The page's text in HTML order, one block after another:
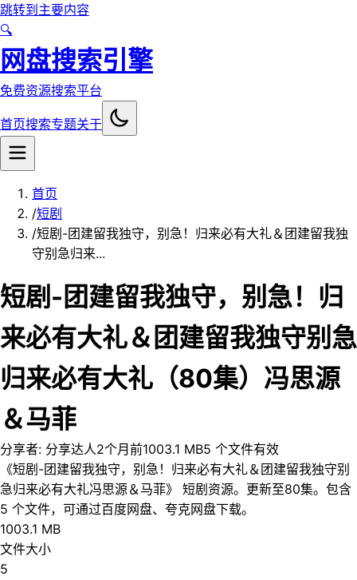
跳转到主要内容
🔍
网盘搜索引擎
免费资源搜索平台
首页搜索专题关于
首页
/短剧
/短剧-团建留我独守，别急！归来必有大礼＆团建留我独
守别急归来...
短剧-团建留我独守，别急！归
来必有大礼＆团建留我独守别急
归来必有大礼（80集）冯思源
＆马菲
分享者: 分享达人2个月前1003.1 MB5 个文件有效
《短剧-团建留我独守，别急！归来必有大礼＆团建留我独守别
急归来必有大礼冯思源＆马菲》 短剧资源。更新至80集。包含
5 个文件，可通过百度网盘、夸克网盘下载。
1003.1 MB
文件大小
5